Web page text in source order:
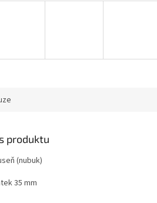
produktu
(nubuk)
35 mm